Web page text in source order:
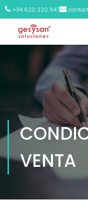
+34 620 220 647
VENTA